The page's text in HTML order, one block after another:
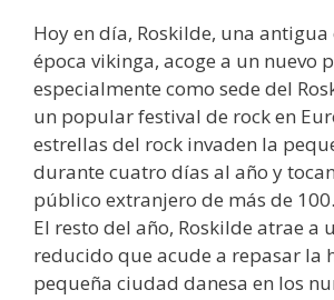
Hoy en día, Roskilde, una
época vikinga, acoge a un nuevo
especialmente como sede del
un popular festival de rock en
estrellas del rock invaden la
durante cuatro días al año y
público extranjero de más de
El resto del año, Roskilde atrae a
reducido que acude a repasar la
pequeña ciudad danesa en los